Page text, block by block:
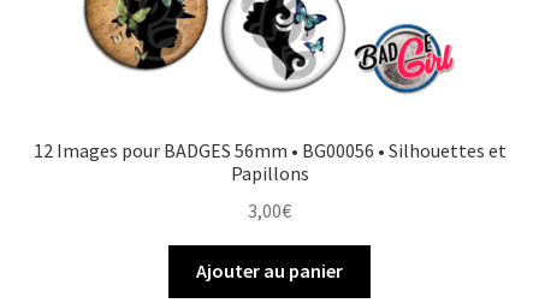
12 Images pour BADGES 56mm • BG00056 • Silhouettes et
Papillons
3,00€
Ajouter au panier